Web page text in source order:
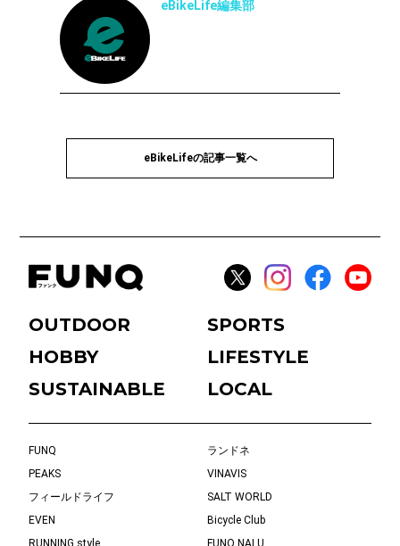
eBikeLife編集部
eBikeLifeの記事一覧へ
OUTDOOR
SPORTS
HOBBY
LIFESTYLE
SUSTAINABLE
LOCAL
FUNQ
ランドネ
PEAKS
VINAVIS
フィールドライフ
SALT WORLD
EVEN
Bicycle Club
RUNNING style
FUNQ NALU